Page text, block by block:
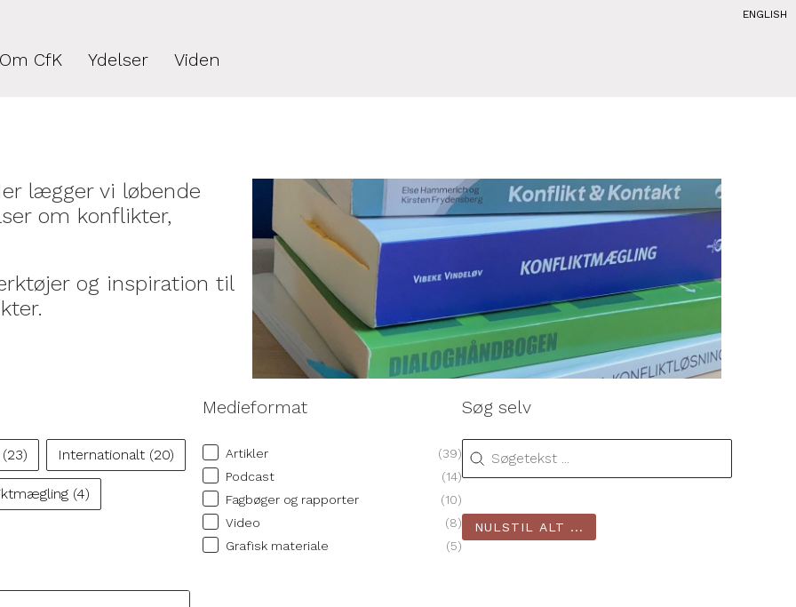
ENGLISH
Om CfK Ydelser Viden
lægger vi løbende
om konflikter,
og inspiration til
(23) Internationalt (20)
(4)
Medieformat
Medieformat
Artikler
(39)
Podcast
(14)
Fagbøger og rapporter
(10)
Video
(8)
Grafisk materiale
(5)
Søg selv
Søg selv
NULSTIL ALT ...